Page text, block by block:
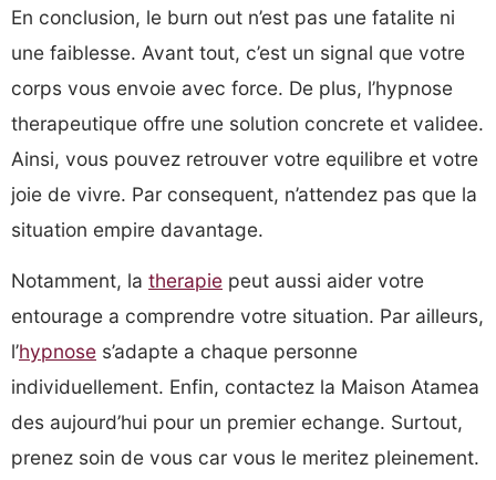
En conclusion, le burn out n’est pas une fatalite ni
une faiblesse. Avant tout, c’est un signal que votre
corps vous envoie avec force. De plus, l’hypnose
therapeutique offre une solution concrete et validee.
Ainsi, vous pouvez retrouver votre equilibre et votre
joie de vivre. Par consequent, n’attendez pas que la
situation empire davantage.
Notamment, la therapie peut aussi aider votre
entourage a comprendre votre situation. Par ailleurs,
l’hypnose s’adapte a chaque personne
individuellement. Enfin, contactez la Maison Atamea
des aujourd’hui pour un premier echange. Surtout,
prenez soin de vous car vous le meritez pleinement.